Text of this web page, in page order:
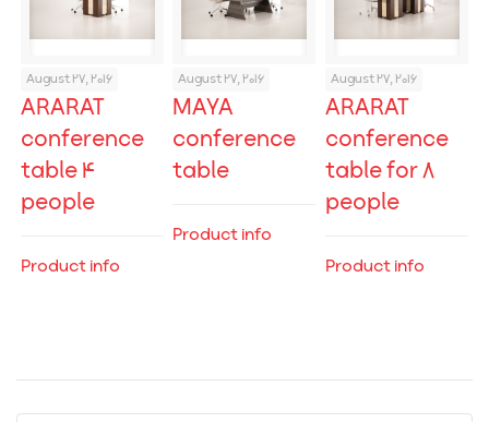
August 27, 2016
ARARAT
conference
table 4
people
Product info
August 27, 2016
MAYA
conference
table
Product info
August 27, 2016
ARARAT
conference
table for 8
people
Product info